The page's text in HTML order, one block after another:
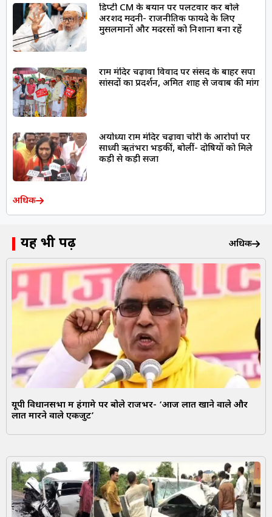
डिप्टी CM के बयान पर पलटवार कर बोले
अरशद मदनी- राजनीतिक फायदे के लिए
मुसलमानों और मदरसों को निशाना बना रहें
राम मंदिर चढ़ावा विवाद पर संसद के बाहर सपा
सांसदों का प्रदर्शन, अमित शाह से जवाब की मांग
अयोध्या राम मंदिर चढ़ावा चोरी के आरोपों पर
साध्वी ऋतंभरा भड़कीं, बोलीं- दोषियों को मिले
कड़ी से कड़ी सजा
अधिक
यह भी पढ़ें अधिक
यूपी विधानसभा में हंगामे पर बोले राजभर- ‘आज लात खाने वाले और
लात मारने वाले एकजुट’